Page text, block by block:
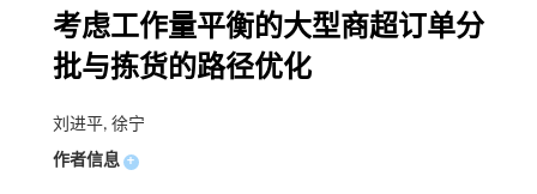
考虑工作量平衡的大型商超订单分
批与拣货的路径优化
刘进平, 徐宁
作者信息 +